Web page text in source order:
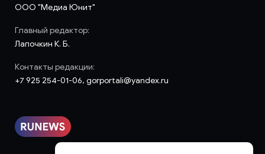
ООО "Медиа Юнит"
Главный редактор:
Лапочкин К. Б.
Контакты редакции:
+7 925 254-01-06, gorportali@yandex.ru